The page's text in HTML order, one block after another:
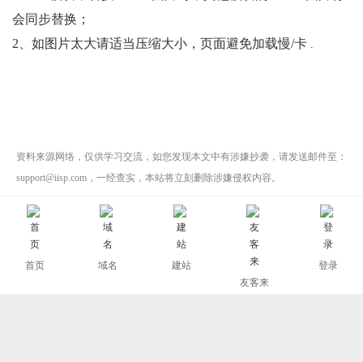
会同步替换；
2、如图片太大请适当压缩大小，页面避免加载慢/卡 .
资料来源网络，仅供学习交流，如您发现本文中有涉嫌抄袭，请发送邮件至：
support@iisp.com，一经查实，本站将立刻删除涉嫌侵权内容。
上一篇：
如何设置页面背景色？
下一篇：
如何添加文本模块？
首页 域名
建站
友客来
登录